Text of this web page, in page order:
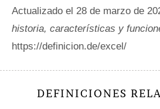
Actualizado el 28 de marzo de
historia, características y
https://definicion.de/excel/
DEFINICIONES